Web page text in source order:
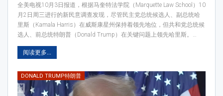
全美电视10月3日报道，根据马奎特法学院（Marquette Law School）10
月2日周三进行的新民意调查发现，尽管民主党总统候选人、副总统哈
里斯（Kamala Harris）在威斯康星州保持着领先地位，但共和党总统候
选人、前总统特朗普（Donald Trump）在关键问题上领先哈里斯。…
阅读更多...
DONALD TRUMP特朗普